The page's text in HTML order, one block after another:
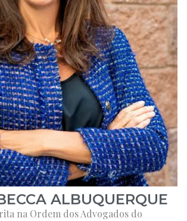
ALBUQUERQUE
na Ordem dos Advogados do